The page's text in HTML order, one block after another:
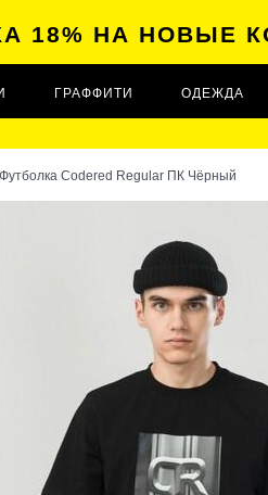
18% НА НОВЫЕ
ГРАФФИТИ ОДЕЖДА
Футболка Codered Regular ПК Чёрный